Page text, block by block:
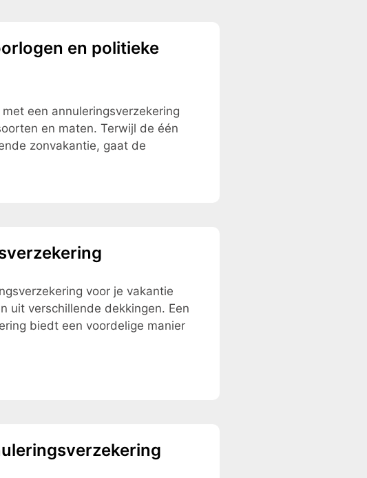
en politieke
een annuleringsverzekering
en maten. Terwijl de één
zonvakantie, gaat de
voor je vakantie
uit verschillende dekkingen. Een
biedt een voordelige manier